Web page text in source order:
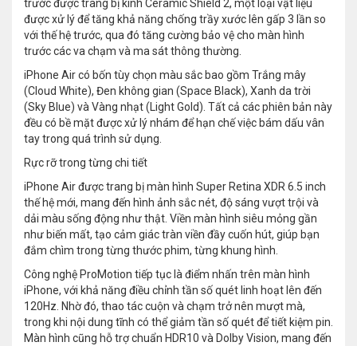
trước được trang bị kính Ceramic Shield 2, một loại vật liệu
được xử lý để tăng khả năng chống trầy xước lên gấp 3 lần so
với thế hệ trước, qua đó tăng cường bảo vệ cho màn hình
trước các va chạm và ma sát thông thường.
iPhone Air có bốn tùy chọn màu sắc bao gồm Trắng mây
(Cloud White), Đen không gian (Space Black), Xanh da trời
(Sky Blue) và Vàng nhạt (Light Gold). Tất cả các phiên bản này
đều có bề mặt được xử lý nhám để hạn chế việc bám dấu vân
tay trong quá trình sử dụng.
Rực rỡ trong từng chi tiết
iPhone Air được trang bị màn hình Super Retina XDR 6.5 inch
thế hệ mới, mang đến hình ảnh sắc nét, độ sáng vượt trội và
dải màu sống động như thật. Viền màn hình siêu mỏng gần
như biến mất, tạo cảm giác tràn viền đầy cuốn hút, giúp bạn
đắm chìm trong từng thước phim, từng khung hình.
Công nghệ ProMotion tiếp tục là điểm nhấn trên màn hình
iPhone, với khả năng điều chỉnh tần số quét linh hoạt lên đến
120Hz. Nhờ đó, thao tác cuộn và chạm trở nên mượt mà,
trong khi nội dung tĩnh có thể giảm tần số quét để tiết kiệm pin.
Màn hình cũng hỗ trợ chuẩn HDR10 và Dolby Vision, mang đến